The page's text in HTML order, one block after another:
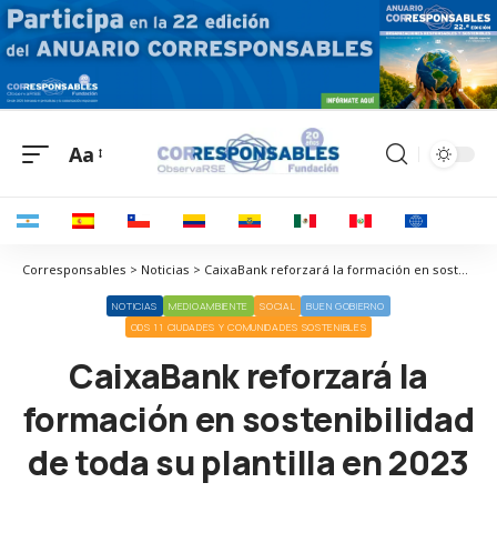
Aa
Corresponsables > Noticias > CaixaBank reforzará la formación en sostenibilidad de toda su plantilla en 2023
NOTICIAS MEDIOAMBIENTE SOCIAL
BUEN GOBIERNO
ODS 11 CIUDADES Y COMUNIDADES SOSTENIBLES
CaixaBank reforzará la
formación en sostenibilidad
de toda su plantilla en 2023